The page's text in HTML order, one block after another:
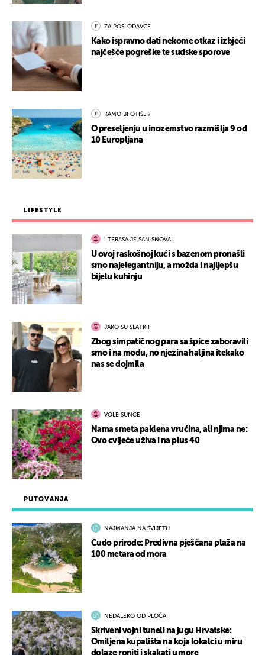
PUTOVANJA
NAJMANJA NA SVIJETU
Čudo prirode: Predivna pješčana plaža na
100 metara od mora
NEDALEKO OD PLOČA
Skriveni vojni tuneli na jugu Hrvatske:
Omiljena kupališta na koja lokalci u miru
dolaze roniti i skakati u more
ZA POSLODAVCE
Kako ispravno dati nekome otkaz i izbjeći
najčešće pogreške te sudske sporove
KAMO BI OTIŠLI?
O preseljenju u inozemstvo razmišlja 9 od
10 Europljana
LIFESTYLE
I TERASA JE SAN SNOVA!
U ovoj raskošnoj kući s bazenom pronašli
smo najelegantniju, a možda i najljepšu
bijelu kuhinju
JAKO SU SLATKI!
Zbog simpatičnog para sa špice zaboravili
smo i na modu, no njezina haljina itekako
nas se dojmila
VOLE SUNCE
Nama smeta paklena vrućina, ali njima ne:
Ovo cvijeće uživa i na plus 40